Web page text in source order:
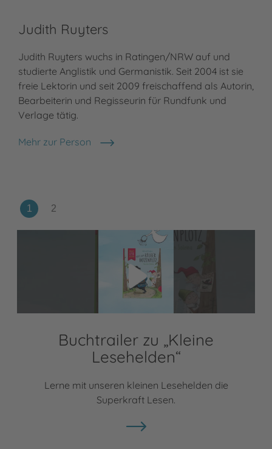
Judith Ruyters
Judith Ruyters wuchs in Ratingen/NRW auf und
studierte Anglistik und Germanistik. Seit 2004 ist sie
freie Lektorin und seit 2009 freischaffend als Autorin,
Bearbeiterin und Regisseurin für Rundfunk und
Verlage tätig.
Mehr zur Person
Judith Ruyters
Buchtrailer zu „Kleine
Lesehelden“
Lerne mit unseren kleinen Lesehelden die
Superkraft Lesen.